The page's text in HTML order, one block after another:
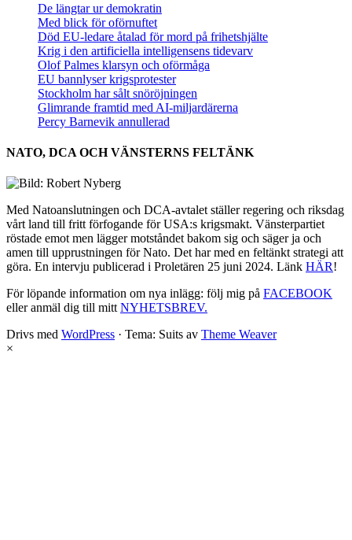
De längtar ur demokratin
Med blick för oförnuftet
Död EU-ledare åtalad för mord på frihetshjälte
Krig i den artificiella intelligensens tidevarv
Olof Palmes klarsyn och oförmåga
EU bannlyser krigsprotester
Stockholm har sålt snöröjningen
Glimrande framtid med AI-miljardärerna
Percy Barnevik annullerad
NATO, DCA OCH VÄNSTERNS FELTÄNK
Med Natoanslutningen och DCA-avtalet ställer regering och riksdag
vårt land till fritt förfogande för USA:s krigsmakt. Vänsterpartiet
röstade emot men lägger motståndet bakom sig och säger ja och
amen till upprustningen för Nato. Det har med en feltänkt strategi att
göra. En intervju publicerad i Proletären 25 juni 2024. Länk HÄR!
För löpande information om nya inlägg: följ mig på FACEBOOK
eller anmäl dig till mitt NYHETSBREV.
Drivs med WordPress · Tema: Suits av Theme Weaver
×